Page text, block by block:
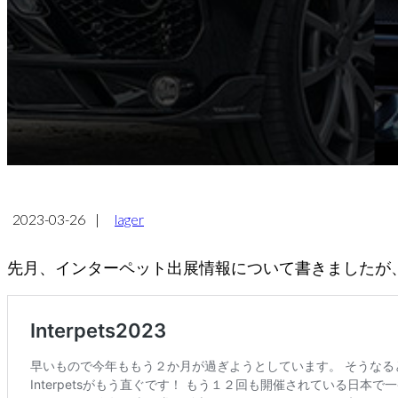
2023-03-26 | lager
先月、インターペット出展情報について書きましたが